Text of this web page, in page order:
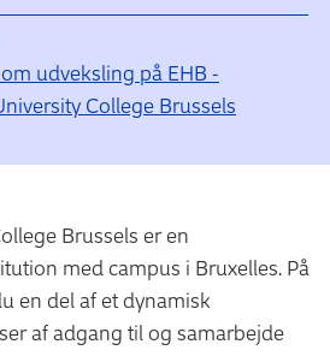
udveksling på EHB -
College Brussels
Brussels er en
med campus i Bruxelles. På
en del af et dynamisk
af adgang til og samarbejde